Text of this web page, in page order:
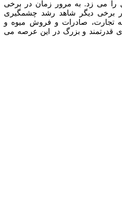
را می زد. به مرور زمان در برخی
برخی دیگر شاهد رشد چشمگیری
تجارت، صادرات و فروش میوه و
قدرتمند و بزرگ در این عرصه می